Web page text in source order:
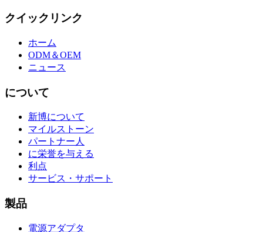
クイックリンク
ホーム
ODM＆OEM
ニュース
について
新博について
マイルストーン
パートナー人
に栄誉を与える
利点
サービス・サポート
製品
電源アダプタ